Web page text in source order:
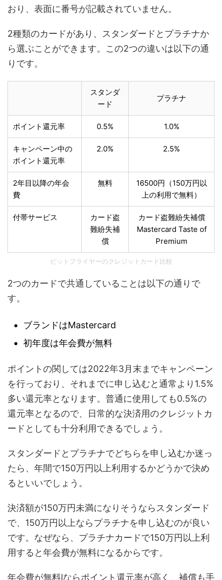
おり、表面に番号が記載されていません。
2種類のカードがあり、スタンダードとプラチナか
ら選ぶことができます。この2つの違いは以下の通
りです。
スタンダ
ード
プラチナ
ポイント還元率 0.5% 1.0%
キャンペーン中の
ポイント還元率
2.0% 2.5%
2年目以降の年会
費
無料
16500円（150万円以
上の利用で無料）
付帯サービス
カード盗
難紛失補
償
カード盗難紛失補償
Mastercard Taste of
Premium
ビットフライヤーのクレジットカード比較
2つのカードで共通していることは以下の通りで
す。
ブランドはMastercard
初年度は年会費が無料
ポイントの関しては2022年3月末までキャンペーン
を行っており、それまでに申し込むと通常より1.5%
多い還元率となります。普通に使用しても0.5%の
還元率となるので、日常的な決済用のクレジットカ
ードとしても十分利用できるでしょう。
スタンダードとプラチナでどちらを申し込むか迷っ
たら、年間で150万円以上利用するかどうかで決め
るといいでしょう。
決済額が150万円未満になりそうならスタンダード
で、150万円以上ならプラチナを申し込むのが良い
です。なぜなら、プラチナカードで150万円以上利
用すると年会費が無料になるからです。
年会費が無料lならポイント還元率が高く、補償も手